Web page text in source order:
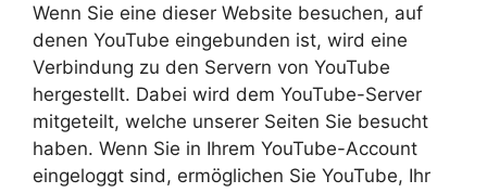
Wenn Sie eine dieser Website besuchen, auf
denen YouTube eingebunden ist, wird eine
Verbindung zu den Servern von YouTube
hergestellt. Dabei wird dem YouTube-Server
mitgeteilt, welche unserer Seiten Sie besucht
haben. Wenn Sie in Ihrem YouTube-Account
eingeloggt sind, ermöglichen Sie YouTube, Ihr